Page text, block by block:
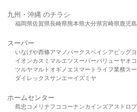
九州・沖縄 のチラシ
福岡県佐賀県長崎県熊本県大分県宮崎県鹿児
スーパー
いなげや西條アマノパークスベイシア ビッグ
イオンカスミ マルエツスーパーバリューヤオ
ツルヤマルト オギノ エスマート ライフ業務ス
ダイレックスサンエーイズミヤ
ホームセンター
島忠 コメリ ナフコ コーナンカインズアストロ